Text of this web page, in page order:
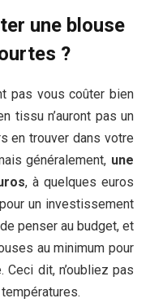
une blouse
?
pas vous coûter bien
tissu n’auront pas un
en trouver dans votre
généralement, une
, à quelques euros
un investissement
penser au budget, et
au minimum pour
Ceci dit, n’oubliez pas